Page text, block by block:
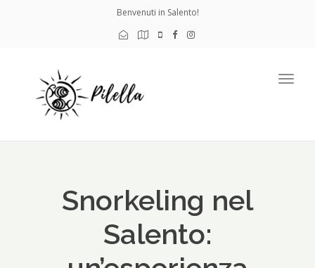
Benvenuti in Salento!
Snorkeling nel
Salento: